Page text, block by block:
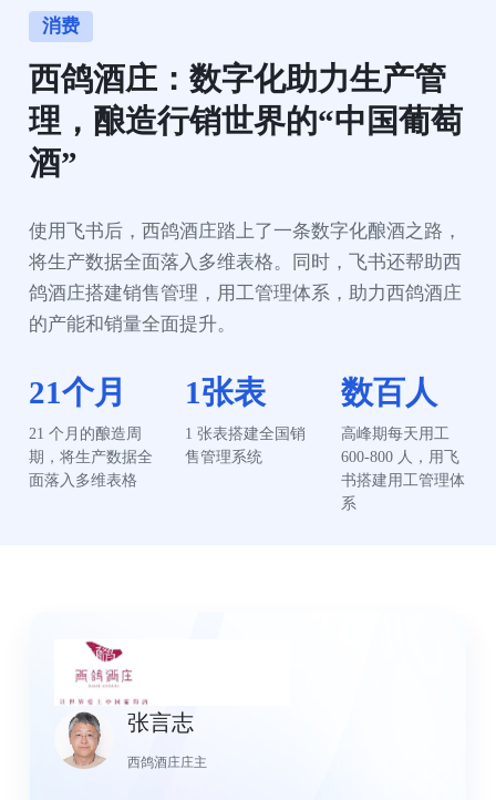
消费
西鸽酒庄：数字化助力生产管
理，酿造行销世界的“中国葡萄
酒”
使用飞书后，西鸽酒庄踏上了一条数字化酿酒之路，
将生产数据全面落入多维表格。同时，飞书还帮助西
鸽酒庄搭建销售管理，用工管理体系，助力西鸽酒庄
的产能和销量全面提升。
21个月
21 个月的酿造周
期，将生产数据全
面落入多维表格
1张表
1 张表搭建全国销
售管理系统
数百人
高峰期每天用工
600-800 人，用飞
书搭建用工管理体
系
张言志
西鸽酒庄庄主